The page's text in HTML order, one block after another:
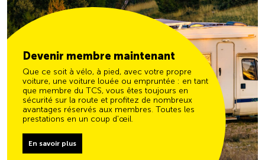
Devenir membre maintenant
Que ce soit à vélo, à pied, avec votre propre
voiture, une voiture louée ou empruntée : en tant
que membre du TCS, vous êtes toujours en
sécurité sur la route et profitez de nombreux
avantages réservés aux membres. Toutes les
prestations en un coup d'œil.
En savoir plus